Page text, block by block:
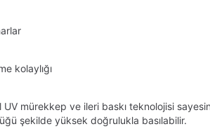
kolaylığı
UV mürekkep ve ileri baskı teknolojisi
şekilde yüksek doğrulukla basılabilir.